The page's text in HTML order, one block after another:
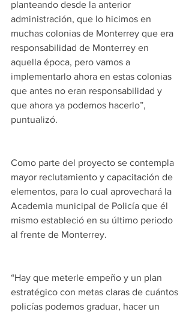
planteando desde la anterior
administración, que lo hicimos en
muchas colonias de Monterrey que era
responsabilidad de Monterrey en
aquella época, pero vamos a
implementarlo ahora en estas colonias
que antes no eran responsabilidad y
que ahora ya podemos hacerlo”,
puntualizó.
Como parte del proyecto se contempla
mayor reclutamiento y capacitación de
elementos, para lo cual aprovechará la
Academia municipal de Policía que él
mismo estableció en su último periodo
al frente de Monterrey.
“Hay que meterle empeño y un plan
estratégico con metas claras de cuántos
policías podemos graduar, hacer un